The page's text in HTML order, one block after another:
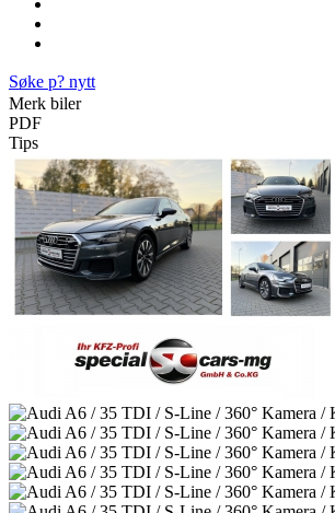
Søke p? nytt
Merk biler
PDF
Tips